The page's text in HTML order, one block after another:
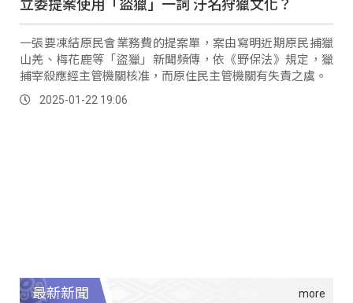
一張要凍結原民會業務費的提案單，案由寫明近期原民捕獵
山羌、梅花鹿等「盜獵」新聞頻傳，依《野保法》規定，獵
捕宰殺應經主管機關核准，而原住民主管機關有失責之虞。
2025-01-22 19:06
最新新聞